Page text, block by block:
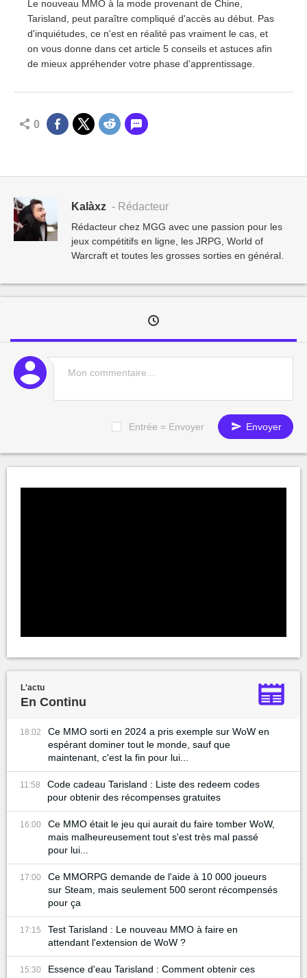
Le nouveau MMO à la mode provenant de Chine,
Tarisland, peut paraître compliqué d'accès au début. Pas
d'inquiétudes, ce n'est en réalité pas vraiment le cas, et
on vous donne dans cet article 5 conseils et astuces afin
de mieux appréhender votre phase d'apprentissage.
0
Kalàxz - Rédacteur
Rédacteur chez MGG avec une passion pour les
jeux compétitifs en ligne, les JRPG, World of
Warcraft et toutes les grosses sorties en général.
Entrée = Envoyer Envoyer
L'actu
En Continu
18:02
Ce MMO sorti en 2024 a pris exemple sur WoW en
espérant dominer tout le monde, sauf que
maintenant, c'est la fin pour lui...
11:58
Code cadeau Tarisland : Liste des redeem codes
pour obtenir des récompenses gratuites
16:00
Ce MMO était le jeu qui aurait du faire tomber WoW,
mais malheureusement tout s'est très mal passé
pour lui...
17:00
Ce MMORPG demande de l'aide à 10 000 joueurs
sur Steam, mais seulement 500 seront récompensés
pour ça
17:15
Test Tarisland : Le nouveau MMO à faire en
attendant l'extension de WoW ?
15:30
Essence d'eau Tarisland : Comment obtenir ces